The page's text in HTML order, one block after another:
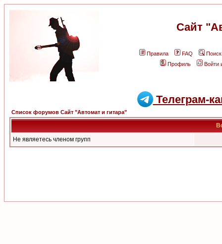
Сайт
Правила FAQ
Поиск
Профиль
Войти
Телеграм-
Список форумов Сайт "Автомат и гитара"
Не являетесь членом групп